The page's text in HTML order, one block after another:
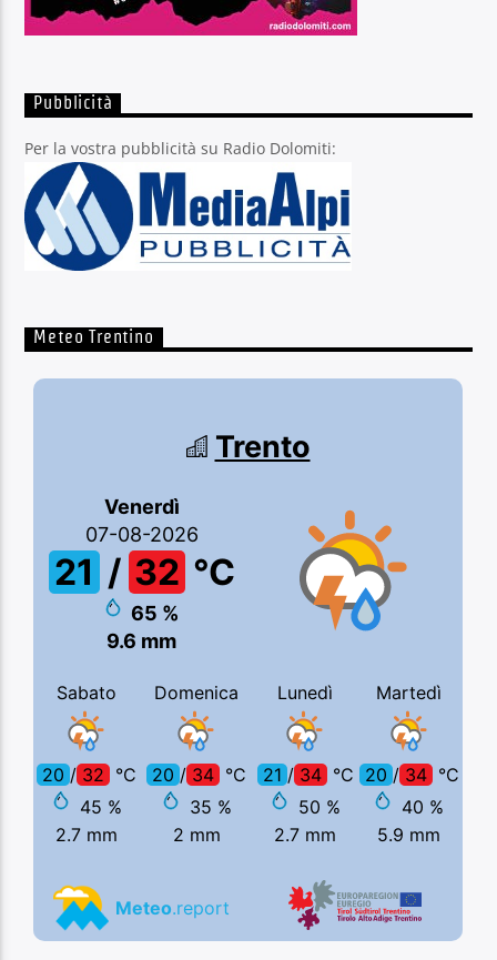
Pubblicità
Per la vostra pubblicità su Radio Dolomiti:
Meteo Trentino